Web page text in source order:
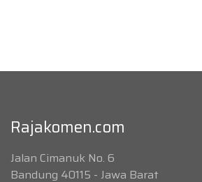
Rajakomen.com
Jalan Cimanuk No. 6
Bandung 40115 - Jawa Barat